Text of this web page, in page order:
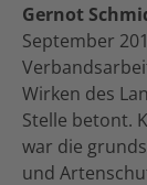
Gernot
September
Wirken des
Stelle betont.
war die
und